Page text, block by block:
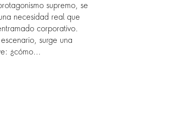
supremo, se
necesidad real que
corporativo.
surge una
¿cómo...